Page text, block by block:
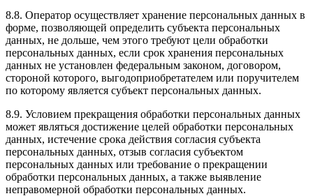
8.8. Оператор осуществляет хранение персональных данных в
форме, позволяющей определить субъекта персональных
данных, не дольше, чем этого требуют цели обработки
персональных данных, если срок хранения персональных
данных не установлен федеральным законом, договором,
стороной которого, выгодоприобретателем или поручителем
по которому является субъект персональных данных.
8.9. Условием прекращения обработки персональных данных
может являться достижение целей обработки персональных
данных, истечение срока действия согласия субъекта
персональных данных, отзыв согласия субъектом
персональных данных или требование о прекращении
обработки персональных данных, а также выявление
неправомерной обработки персональных данных.